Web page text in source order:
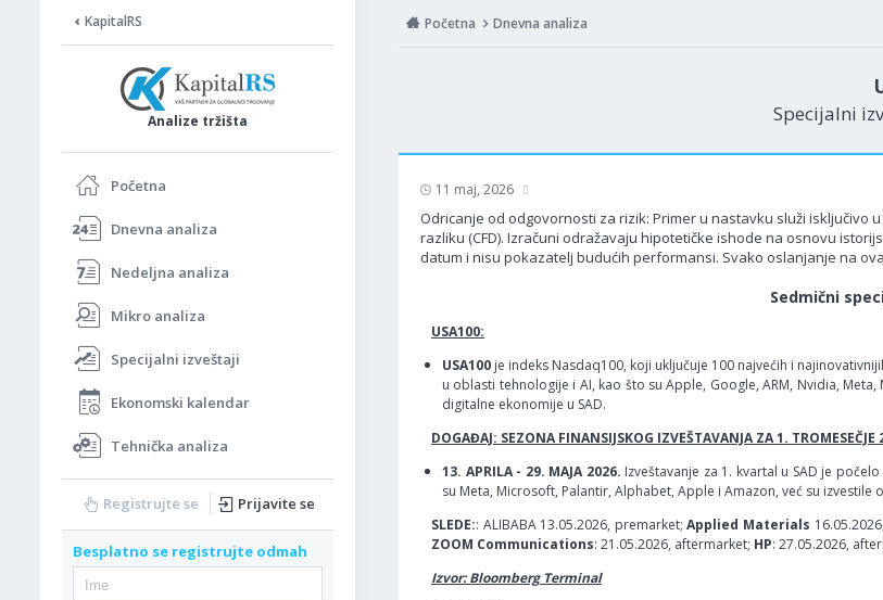
KapitalRS
Analize tržišta
Početna
Dnevna analiza
Nedeljna analiza
Mikro analiza
Specijalni izveštaji
Ekonomski kalendar
Tehnička analiza
Registrujte se Prijavite se
Besplatno se registrujte odmah
Početna Dnevna analiza
Specijalni
11 maj, 2026
Odricanje od odgovornosti za rizik: Primer u nastavku služi
razliku (CFD). Izračuni odražavaju hipotetičke ishode na osnovu
datum i nisu pokazatelj budućih performansi. Svako oslanjanje na
Sedmični
USA100:
USA100 je indeks Nasdaq100, koji uključuje 100 najvećih i
u oblasti tehnologije i AI, kao što su Apple, Google, ARM, Nvidia,
digitalne ekonomije u SAD.
DOGAĐAJ: SEZONA FINANSIJSKOG IZVEŠTAVANJA ZA 1.
13. APRILA - 29. MAJA 2026. Izveštavanje za 1. kvartal u SAD je
su Meta, Microsoft, Palantir, Alphabet, Apple i Amazon, već su
SLEDE:: ALIBABA 13.05.2026, premarket;Applied Materials
ZOOM Communications: 21.05.2026, aftermarket; HP: 27.05.2026,
Izvor: Bloomberg Terminal